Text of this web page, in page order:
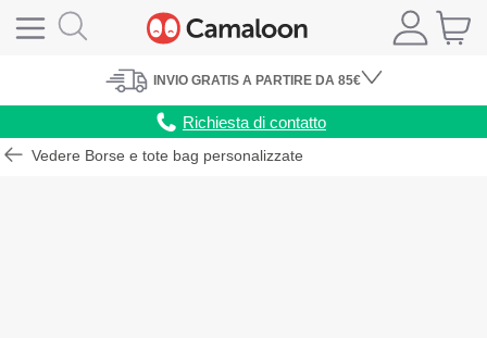
INVIO GRATIS A PARTIRE DA 85€
Richiesta di contatto
Vedere Borse e tote bag personalizzate